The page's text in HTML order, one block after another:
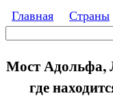
Перейти к
Главная Страны
Поиск
Мост Адольфа,
где